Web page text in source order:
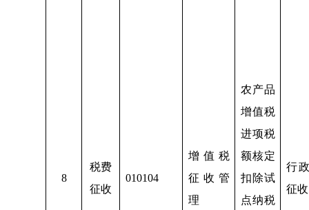
8
税费
征收
010104
增值税
征收管
理
农产品
增值税
进项税
额核定
扣除试
点纳税
行
征收